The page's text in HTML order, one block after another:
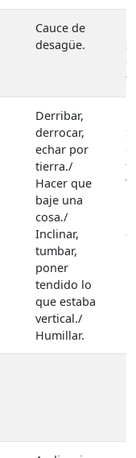
Cauce de
desagüe.
Derribar,
derrocar,
echar por
tierra./
Hacer que
baje una
cosa./
Inclinar,
tumbar,
poner
tendido lo
que estaba
vertical./
Humillar.